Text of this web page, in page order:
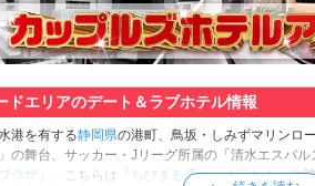
ドエリアのデート＆ラブホテル情報
港を有する静岡県の港町、鳥坂・しみずマリンロ
の舞台、サッカー・Jリーグ所属の「清水エスパ
ラザ 」。こちらは「 ちびまる子ちゃんランド」や